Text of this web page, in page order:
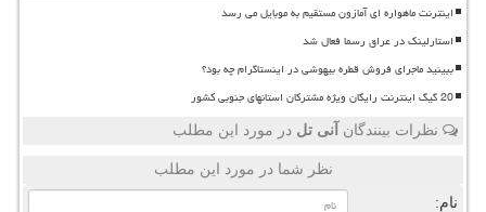
اینترنت ماهواره ای آمازون مستقیم به موبایل می رسد
استارلینک در عراق رسما فعال شد
ببینید ماجرای فروش قطره بیهوشی در اینستاگرام چه بود؟
20 گیگ اینترنت رایگان ویژه مشترکان استانهای جنوبی کشور
نظرات بینندگان آنی تل در مورد این مطلب
نظر شما در مورد این مطلب
نام: